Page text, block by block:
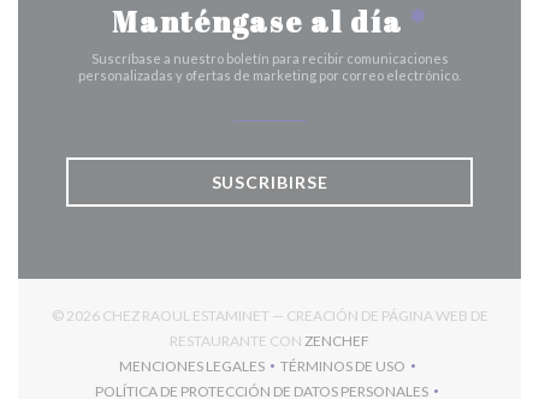
Manténgase al día *
Suscríbase a nuestro boletín para recibir comunicaciones
personalizadas y ofertas de marketing por correo electrónico.
SUSCRIBIRSE
© 2026 CHEZ RAOUL ESTAMINET — CREACIÓN DE PÁGINA WEB DE
RESTAURANTE CON ZENCHEF
MENCIONES LEGALES
((ABRE EN UNA NUEVA VENTANA))
TÉRMINOS DE USO
((ABRE EN UNA NUEVA
POLÍTICA DE PROTECCIÓN DE DATOS PERSONALES